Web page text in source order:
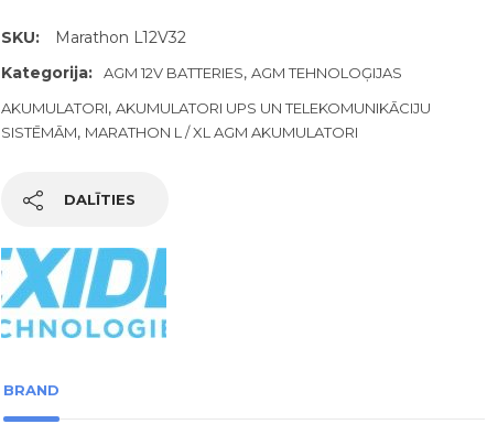
SKU:
Marathon L12V32
Kategorija:
AGM 12V BATTERIES, AGM TEHNOLOĢIJAS
AKUMULATORI, AKUMULATORI UPS UN TELEKOMUNIKĀCIJU
SISTĒMĀM, MARATHON L / XL AGM AKUMULATORI
DALĪTIES
BRAND